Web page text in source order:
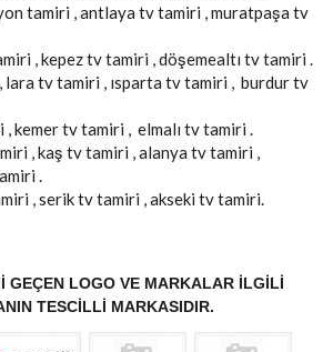
tamiri , antlaya tv tamiri , muratpaşa tv
, kepez tv tamiri , döşemealtı tv tamiri .
lara tv tamiri , ısparta tv tamiri , burdur tv
, kemer tv tamiri , elmalı tv tamiri .
, kaş tv tamiri , alanya tv tamiri ,
.
, serik tv tamiri , akseki tv tamiri.
GEÇEN LOGO VE MARKALAR ILGILI
TESCILLI MARKASIDIR.